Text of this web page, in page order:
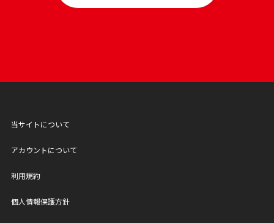
当サイトについて
アカウントについて
利用規約
個人情報保護方針